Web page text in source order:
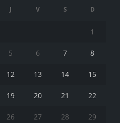
J V S D
1
5 6 7 8
12 13 14 15
19 20 21 22
26 27 28 29